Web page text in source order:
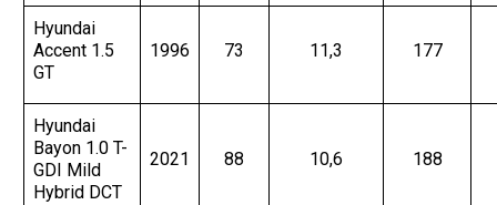
Hyundai
Accent 1.5
GT
1996 73 11,3 177
Hyundai
Bayon 1.0 T-
GDI Mild
Hybrid DCT
2021 88 10,6 188